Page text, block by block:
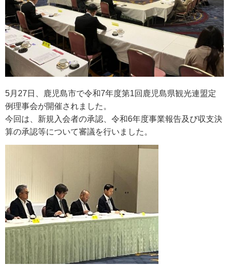
5月27日、鹿児島市で令和7年度第1回鹿児島県観光連盟定
例理事会が開催されました。
今回は、新規入会者の承認、令和6年度事業報告及び収支決
算の承認等について審議を行いました。